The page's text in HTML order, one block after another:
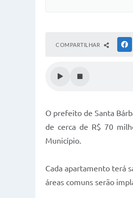
COMPARTILHAR
O prefeito de Santa
de cerca de R$ 70
Município.
Cada apartamento terá
áreas comuns serão